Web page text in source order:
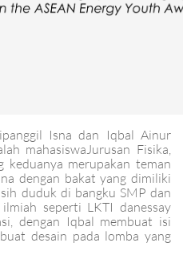
Isna dan Iqbal Ainur
mahasiswaJurusan Fisika,
keduanya merupakan teman
dengan bakat yang dimiliki
duduk di bangku SMP dan
seperti LKTI danessay
dengan Iqbal membuat isi
desain pada lomba yang